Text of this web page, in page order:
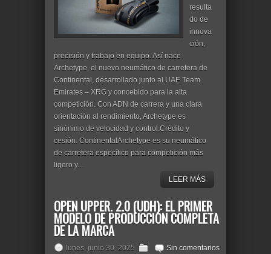
resulta
do de
innova
ción,
precisión y trabajo en equipo. Así nace
Archetype, el nuevo neumático de carretera de
Continental, desarrollado junto al UAE Team
Emirates – XRG y concebido para la alta
competición. Con ADN de carrera y una clara
orientación al rendimiento, Archetype es
sinónimo de velocidad y control.Crédito y
cesión: ContinentalArchetype es su neumático
de carretera específico para competición más
ligero y...
LEER MÁS
OPEN UPPER. 2.0 (UDH): EL PRIMER
MODELO DE PRODUCCIÓN COMPLETA
DE LA MARCA
lunes, junio 30, 2025
Sin comentarios